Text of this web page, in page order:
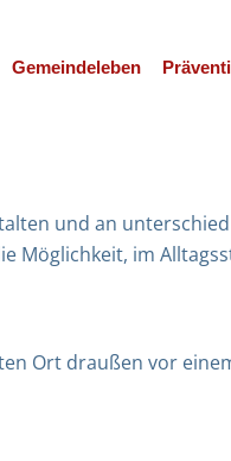
Gemeindeleben
und an
Möglichkeit, im
Ort draußen vor